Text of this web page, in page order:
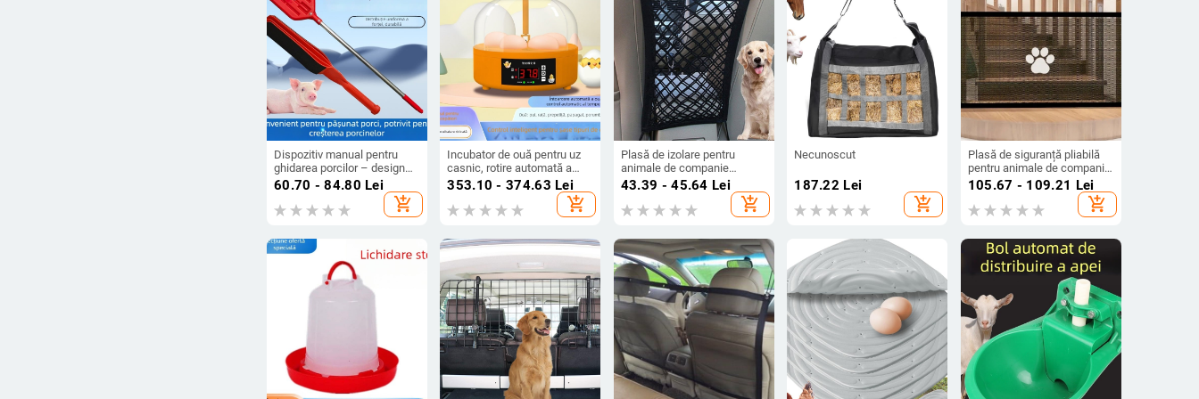
Dispozitiv manual pentru
ghidarea porcilor – design
îngroșat, din plastic, potrivit
pentru creșterea porcinelor
60.70 - 84.80 Lei
add_shopping_cart
Incubator de ouă pentru uz
casnic, rotire automată a
ouălor, capacitate 6 ouă,
pentru ouă de pui și prepelițe
353.10 - 374.63 Lei
add_shopping_cart
Plasă de izolare pentru
animale de companie
Amazon, plasă de protecție
pentru mașini pentru câini,
buzunar pentru scaun,
depozitare în cameră, plasă
43.39 - 45.64 Lei
add_shopping_cart
Necunoscut
187.22 Lei
add_shopping_cart
Plasă de siguranță pliabilă
pentru animale de companie,
gard pentru câini, plasă de
siguranță pentru uși, barieră
de protecție fără perforații,
plasă de siguranță pentru
pentru câini
105.67 - 109.21 Lei
add_shopping_cart